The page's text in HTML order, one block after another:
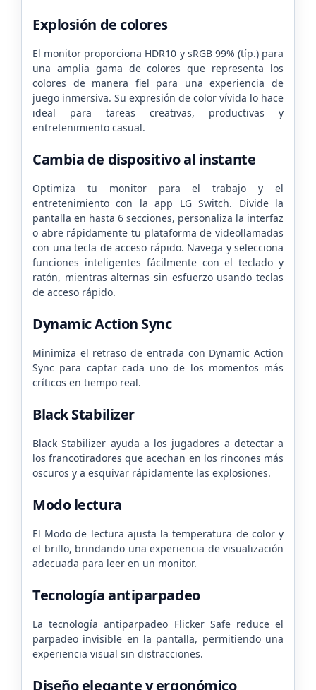
Explosión de colores
El monitor proporciona HDR10 y sRGB 99% (típ.) para
una amplia gama de colores que representa los
colores de manera fiel para una experiencia de
juego inmersiva. Su expresión de color vívida lo hace
ideal para tareas creativas, productivas y
entretenimiento casual.
Cambia de dispositivo al instante
Optimiza tu monitor para el trabajo y el
entretenimiento con la app LG Switch. Divide la
pantalla en hasta 6 secciones, personaliza la interfaz
o abre rápidamente tu plataforma de videollamadas
con una tecla de acceso rápido. Navega y selecciona
funciones inteligentes fácilmente con el teclado y
ratón, mientras alternas sin esfuerzo usando teclas
de acceso rápido.
Dynamic Action Sync
Minimiza el retraso de entrada con Dynamic Action
Sync para captar cada uno de los momentos más
críticos en tiempo real.
Black Stabilizer
Black Stabilizer ayuda a los jugadores a detectar a
los francotiradores que acechan en los rincones más
oscuros y a esquivar rápidamente las explosiones.
Modo lectura
El Modo de lectura ajusta la temperatura de color y
el brillo, brindando una experiencia de visualización
adecuada para leer en un monitor.
Tecnología antiparpadeo
La tecnología antiparpadeo Flicker Safe reduce el
parpadeo invisible en la pantalla, permitiendo una
experiencia visual sin distracciones.
Diseño elegante y ergonómico